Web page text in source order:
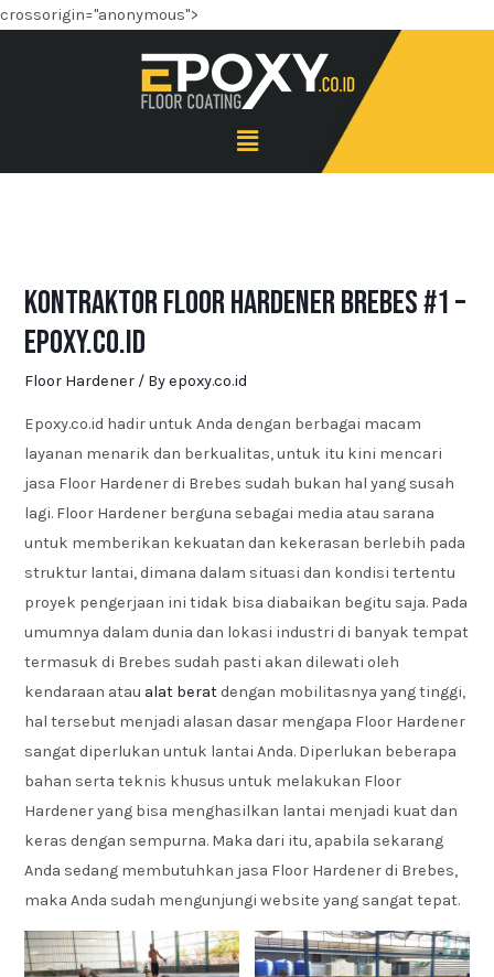
crossorigin="anonymous">
Kontraktor Floor Hardener Brebes #1 –
Epoxy.co.id
Floor Hardener / Byepoxy.co.id
Epoxy.co.id hadir untuk Anda dengan berbagai macam
layanan menarik dan berkualitas, untuk itu kini mencari
jasa Floor Hardener di Brebes sudah bukan hal yang susah
lagi. Floor Hardener berguna sebagai media atau sarana
untuk memberikan kekuatan dan kekerasan berlebih pada
struktur lantai, dimana dalam situasi dan kondisi tertentu
proyek pengerjaan ini tidak bisa diabaikan begitu saja. Pada
umumnya dalam dunia dan lokasi industri di banyak tempat
termasuk di Brebes sudah pasti akan dilewati oleh
kendaraan atau alat beratdengan mobilitasnya yang tinggi,
hal tersebut menjadi alasan dasar mengapa Floor Hardener
sangat diperlukan untuk lantai Anda. Diperlukan beberapa
bahan serta teknis khusus untuk melakukan Floor
Hardener yang bisa menghasilkan lantai menjadi kuat dan
keras dengan sempurna. Maka dari itu, apabila sekarang
Anda sedang membutuhkan jasa Floor Hardener di Brebes,
maka Anda sudah mengunjungi website yang sangat tepat.